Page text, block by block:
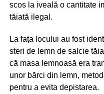
scos la iveală o cantitate
tăiată ilegal.
La fața locului au fost
steri de lemn de salcie
că masa lemnoasă era
unor bărci din lemn,
pentru a evita depistarea.